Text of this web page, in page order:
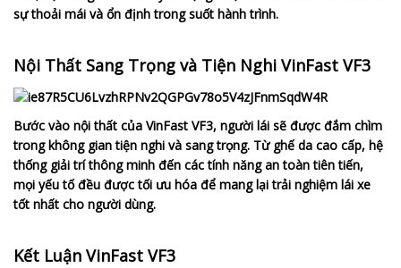
sự thoải mái và ổn định trong suốt hành trình.
Nội Thất Sang Trọng và Tiện Nghi VinFast VF3
Bước vào nội thất của VinFast VF3, người lái sẽ được đắm chìm
trong không gian tiện nghi và sang trọng. Từ ghế da cao cấp, hệ
thống giải trí thông minh đến các tính năng an toàn tiên tiến,
mọi yếu tố đều được tối ưu hóa để mang lại trải nghiệm lái xe
tốt nhất cho người dùng.
Kết Luận VinFast VF3